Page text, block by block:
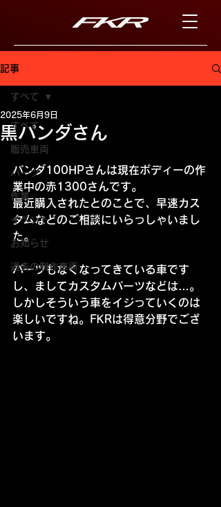
記事
すべて
販売車両
パーツ
作業
イベント
お知らせ
過去の制作車両
すべて
黒パンダさん
2025年6月9日
パンダ100HPさんは現在ボディーの作
業中の赤1300さんです。
最近購入されたとのことで、早速カス
タムなどのご相談にいらっしゃいまし
た。
パーツもなくなってきている車です
し、ましてカスタムパーツなどは…。
しかしそういう車をイジっていくのは
楽しいですね。FKRは得意分野でござ
います。